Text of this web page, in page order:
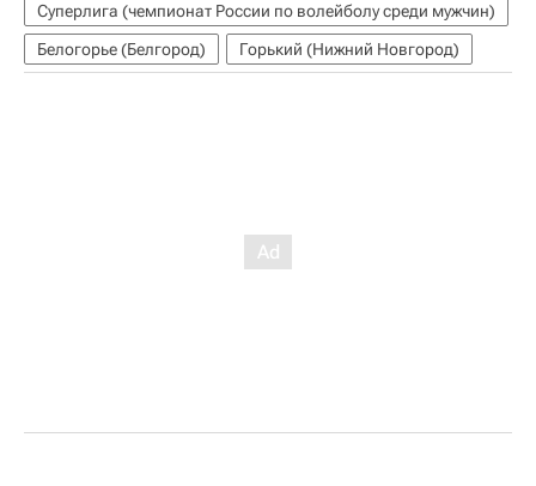
Суперлига (чемпионат России по волейболу среди мужчин)
Белогорье (Белгород)
Горький (Нижний Новгород)